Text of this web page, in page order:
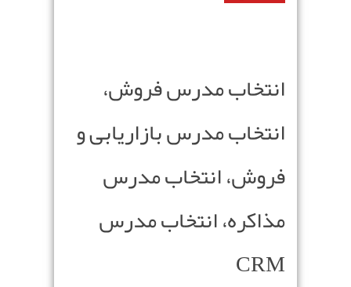
انتخاب مدرس فروش،
انتخاب مدرس بازاریابی و
فروش، انتخاب مدرس
مذاکره، انتخاب مدرس
CRM